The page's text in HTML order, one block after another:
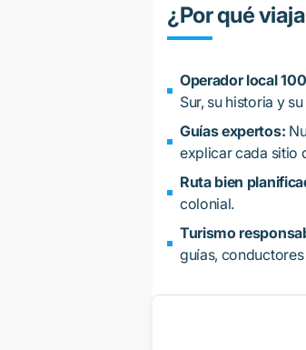
¿Por qué
Operador local
Sur, su historia y
Guías expertos:
explicar cada sitio
Ruta bien
colonial.
Turismo
guías,